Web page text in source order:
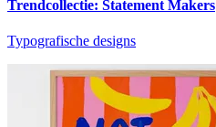
Trendcollectie: Statement Makers
Typografische designs